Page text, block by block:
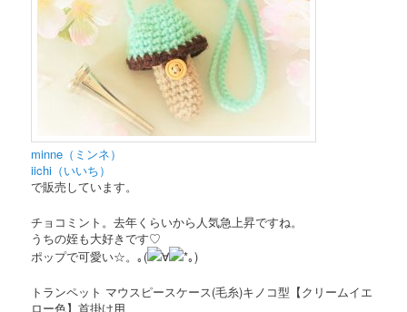
minne（ミンネ）
iichi（いいち）
で販売しています。
チョコミント。去年くらいから人気急上昇ですね。
うちの姪も大好きです♡
ポップで可愛い☆。｡(
∀ *｡)
トランペット マウスピースケース(毛糸)キノコ型【クリームイエ
ロー色】首掛け用